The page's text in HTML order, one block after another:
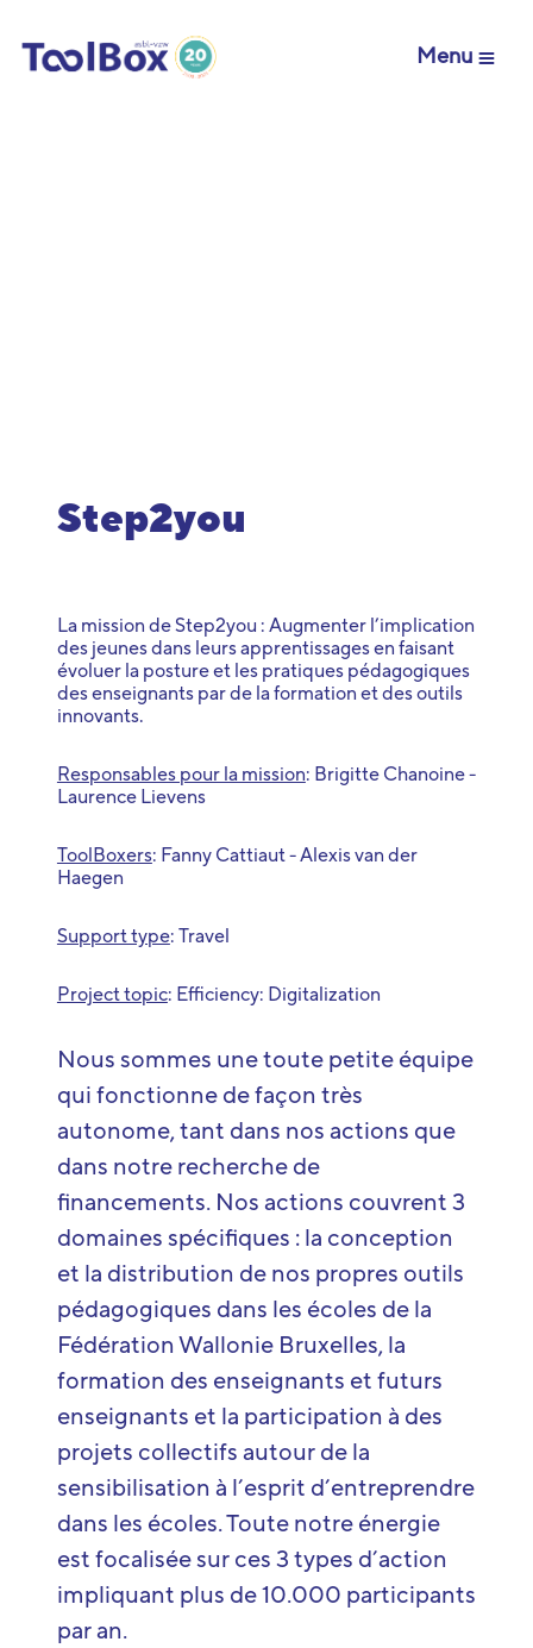
Menu
Step2you
La mission de Step2you : Augmenter l’implication
des jeunes dans leurs apprentissages en faisant
évoluer la posture et les pratiques pédagogiques
des enseignants par de la formation et des outils
innovants.
Responsables pour la mission: Brigitte Chanoine -
Laurence Lievens
ToolBoxers: Fanny Cattiaut - Alexis van der
Haegen
Support type: Travel
Project topic: Efficiency: Digitalization
Nous sommes une toute petite équipe
qui fonctionne de façon très
autonome, tant dans nos actions que
dans notre recherche de
financements. Nos actions couvrent 3
domaines spécifiques : la conception
et la distribution de nos propres outils
pédagogiques dans les écoles de la
Fédération Wallonie Bruxelles, la
formation des enseignants et futurs
enseignants et la participation à des
projets collectifs autour de la
sensibilisation à l’esprit d’entreprendre
dans les écoles. Toute notre énergie
est focalisée sur ces 3 types d’action
impliquant plus de 10.000 participants
par an.